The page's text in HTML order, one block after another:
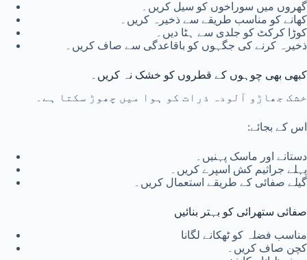
گھروں میں سوراخوں کو سیل کریں۔
کھانے کو مناسب طریقے سے ذخیرہ کریں۔
کوڑا کرکٹ کو جلدی سے ہٹا دیں۔
ذخیرہ کرنے کی جگہوں کو باقاعدگی سے صاف کریں۔
کبھی بھی چوہوں کے قطروں کو خشک نہ کریں۔
خشک جھاڑو آلودہ ذرات کو ہوا میں چھوڑ سکتا ہے۔
اس کے بجائے:
دستانے اور ماسک پہنیں۔
پہلے جراثیم کش اسپرے کریں۔
گیلے صفائی کے طریقے استعمال کریں۔
صفائی ستھرائی کو بہتر بنائیں
مناسب فضلہ کو ٹھکانے لگانا
کچن صاف کریں۔